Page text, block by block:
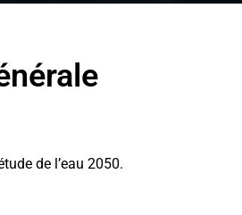
de l’eau 2050.